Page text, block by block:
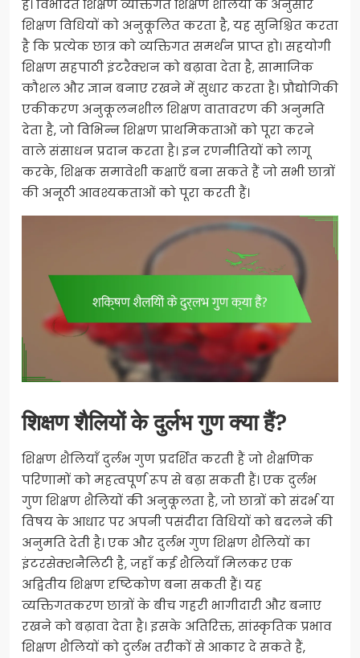
हैं। विभेदित शिक्षण व्यक्तिगत शिक्षण शैलियों के अनुसार
शिक्षण विधियों को अनुकूलित करता है, यह सुनिश्चित करता
है कि प्रत्येक छात्र को व्यक्तिगत समर्थन प्राप्त हो। सहयोगी
शिक्षण सहपाठी इंटरैक्शन को बढ़ावा देता है, सामाजिक
कौशल और ज्ञान बनाए रखने में सुधार करता है। प्रौद्योगिकी
एकीकरण अनुकूलनशील शिक्षण वातावरण की अनुमति
देता है, जो विभिन्न शिक्षण प्राथमिकताओं को पूरा करने
वाले संसाधन प्रदान करता है। इन रणनीतियों को लागू
करके, शिक्षक समावेशी कक्षाएँ बना सकते हैं जो सभी छात्रों
की अनूठी आवश्यकताओं को पूरा करती हैं।
शिक्षण शैलियों के दुर्लभ गुण क्या हैं?
शिक्षण शैलियाँ दुर्लभ गुण प्रदर्शित करती हैं जो शैक्षणिक
परिणामों को महत्वपूर्ण रूप से बढ़ा सकती हैं। एक दुर्लभ
गुण शिक्षण शैलियों की अनुकूलता है, जो छात्रों को संदर्भ या
विषय के आधार पर अपनी पसंदीदा विधियों को बदलने की
अनुमति देती है। एक और दुर्लभ गुण शिक्षण शैलियों का
इंटरसेक्शनैलिटी है, जहाँ कई शैलियाँ मिलकर एक
अद्वितीय शिक्षण दृष्टिकोण बना सकती हैं। यह
व्यक्तिगतकरण छात्रों के बीच गहरी भागीदारी और बनाए
रखने को बढ़ावा देता है। इसके अतिरिक्त, सांस्कृतिक प्रभाव
शिक्षण शैलियों को दुर्लभ तरीकों से आकार दे सकते हैं,